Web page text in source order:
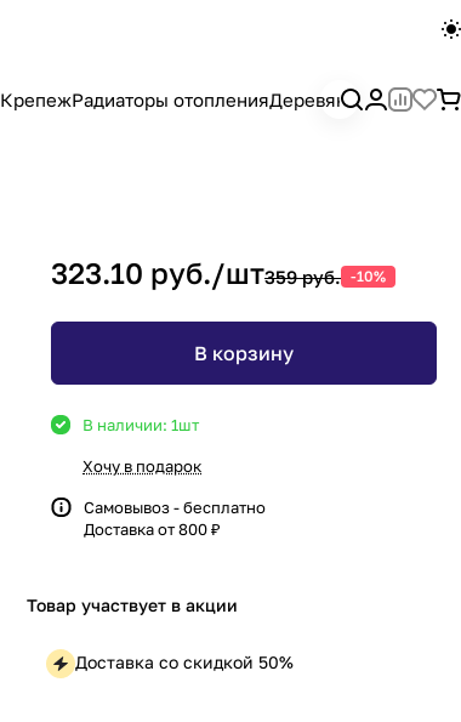
КрепежРадиаторы отопленияДеревянный
323.10 руб./шт359 руб. -10%
В корзину
В наличии: 1шт
Хочу в подарок
Самовывоз - бесплатно
Доставка от 800 ₽
Товар участвует в акции
Доставка со скидкой 50%